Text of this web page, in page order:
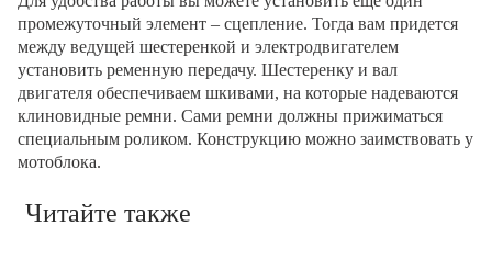
промежуточный элемент – сцепление. Тогда вам придется
между ведущей шестеренкой и электродвигателем
установить ременную передачу. Шестеренку и вал
двигателя обеспечиваем шкивами, на которые надеваются
клиновидные ремни. Сами ремни должны прижиматься
специальным роликом. Конструкцию можно заимствовать у
мотоблока.
Читайте также